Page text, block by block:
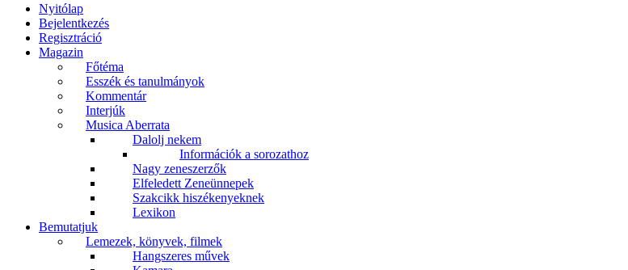
Nyitólap
Bejelentkezés
Regisztráció
Magazin
Főtéma
Esszék és tanulmányok
Kommentár
Interjúk
Musica Aberrata
Dalolj nekem
Információk a sorozathoz
Nagy zeneszerzők
Elfeledett Zeneünnepek
Szakcikk hiszékenyeknek
Lexikon
Bemutatjuk
Lemezek, könyvek, filmek
Hangszeres művek